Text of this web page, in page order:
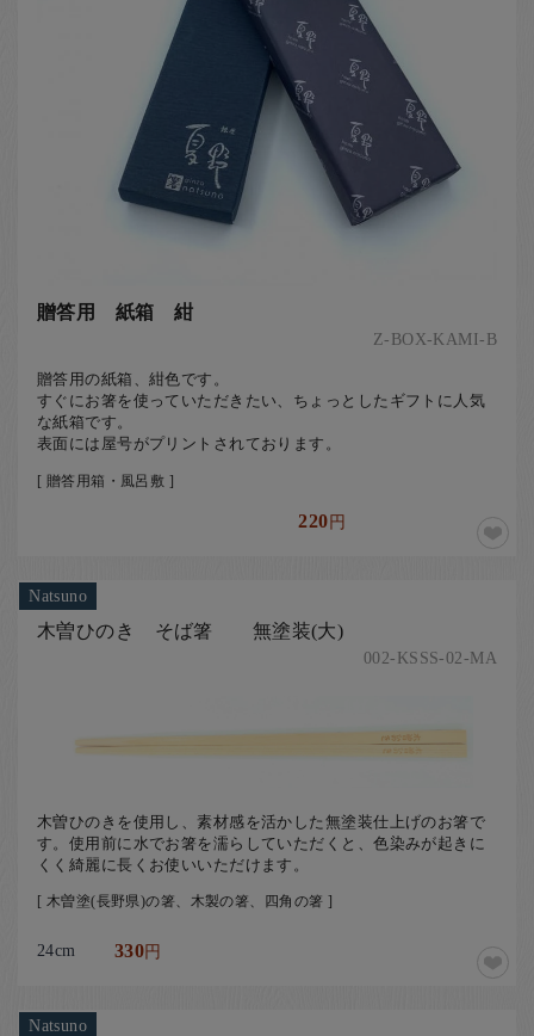
贈答用 紙箱 紺
Z-BOX-KAMI-B
贈答用の紙箱、紺色です。
すぐにお箸を使っていただきたい、ちょっとしたギフトに人気
な紙箱です。
表面には屋号がプリントされております。
[ 贈答用箱・風呂敷 ]
220円
Natsuno
木曽ひのき そば箸 無塗装(大)
002-KSSS-02-MA
木曽ひのきを使用し、素材感を活かした無塗装仕上げのお箸で
す。使用前に水でお箸を濡らしていただくと、色染みが起きに
くく綺麗に長くお使いいただけます。
[ 木曽塗(長野県)の箸、木製の箸、四角の箸 ]
24cm 330円
Natsuno